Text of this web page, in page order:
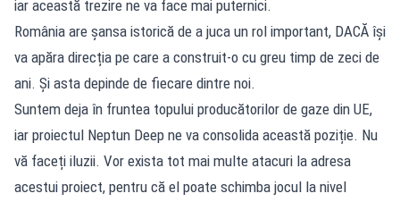
iar această trezire ne va face mai puternici.
România are șansa istorică de a juca un rol important, DACĂ își
va apăra direcția pe care a construit-o cu greu timp de zeci de
ani. Și asta depinde de fiecare dintre noi.
Suntem deja în fruntea topului producătorilor de gaze din UE,
iar proiectul Neptun Deep ne va consolida această poziție. Nu
vă faceți iluzii. Vor exista tot mai multe atacuri la adresa
acestui proiect, pentru că el poate schimba jocul la nivel